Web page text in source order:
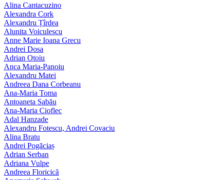
Alina Cantacuzino
Alexandra Cork
Alexandru Țîrdea
Alunita Voiculescu
Anne Marie Ioana Grecu
Andrei Dosa
Adrian Otoiu
Anca Maria-Panoiu
Alexandru Matei
Andreea Dana Corbeanu
Ana-Maria Toma
Antoaneta Sabău
Ana-Maria Cioflec
Adal Hanzade
Alexandru Fotescu, Andrei Covaciu
Alina Bratu
Andrei Pogăciaș
Adrian Serban
Adriana Vulpe
Andreea Floricică